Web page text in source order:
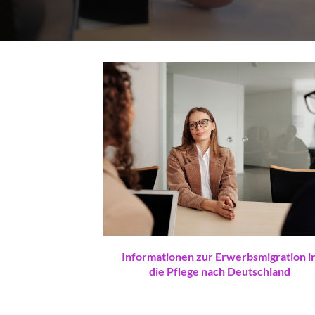
Informationen zur Erwerbsmigration
die Pflege nach Deutschland